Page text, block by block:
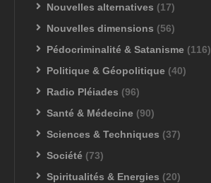
Nouvelles alternatives (17)
Nouvelles dimensions (56)
Pédocriminalité & Satanisme (116)
Politique & Géopolitique (40)
Radio Pléiades (96)
Santé & Médecine (90)
Sciences & Techniques (37)
Société (73)
Spiritualités & Energies (20)